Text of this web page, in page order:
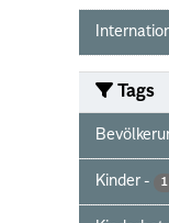
Tags
Kinder - 1